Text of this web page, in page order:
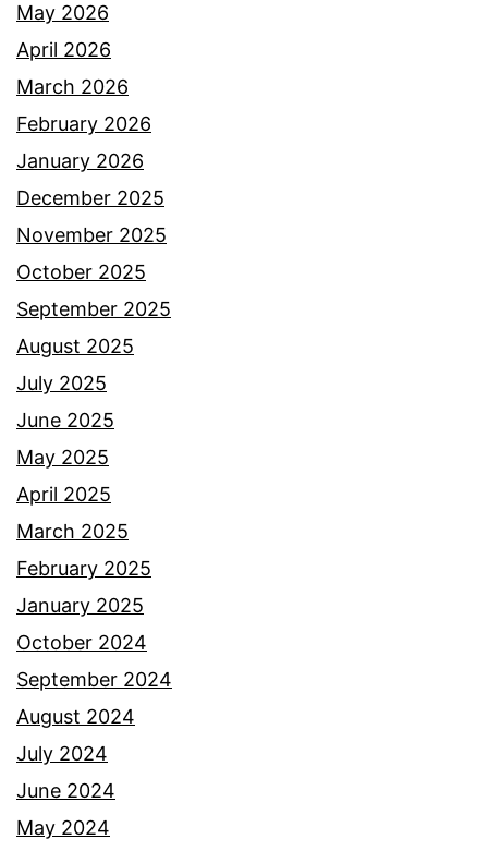
May 2026
April 2026
March 2026
February 2026
January 2026
December 2025
November 2025
October 2025
September 2025
August 2025
July 2025
June 2025
May 2025
April 2025
March 2025
February 2025
January 2025
October 2024
September 2024
August 2024
July 2024
June 2024
May 2024